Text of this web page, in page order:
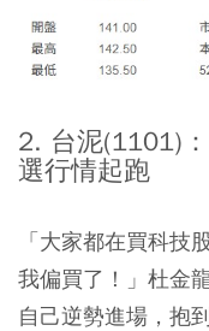
2. 台泥(1101)
選行情起跑
「大家都在買科技
我偏買了！」杜金
自己逆勢進場，抱